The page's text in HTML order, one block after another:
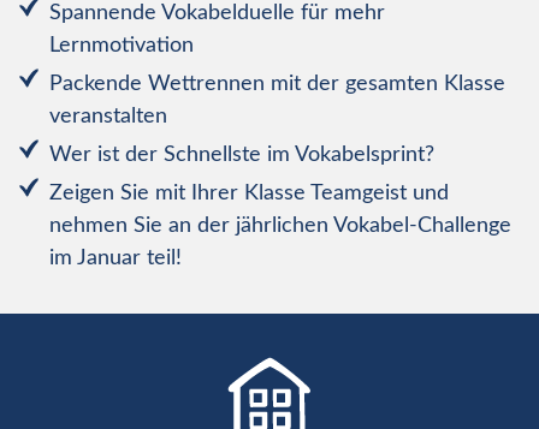
Spannende Vokabelduelle für mehr
Lernmotivation
Packende Wettrennen mit der gesamten Klasse
veranstalten
Wer ist der Schnellste im Vokabelsprint?
Zeigen Sie mit Ihrer Klasse Teamgeist und
nehmen Sie an der jährlichen Vokabel-Challenge
im Januar teil!